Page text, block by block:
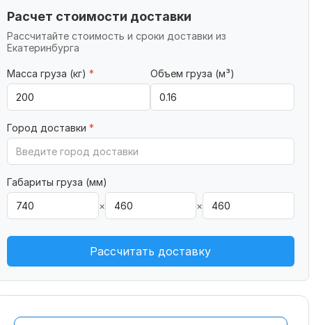
Расчет стоимости доставки
Рассчитайте стоимость и сроки доставки из
Екатеринбурга
Масса груза (кг) * Объем груза (м³)
Город доставки *
Габариты груза (мм)
×
×
Рассчитать доставку